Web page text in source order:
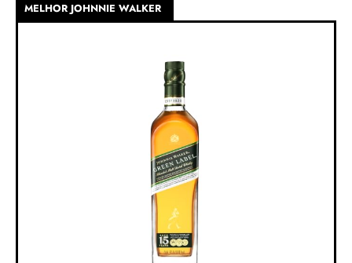
MELHOR JOHNNIE WALKER